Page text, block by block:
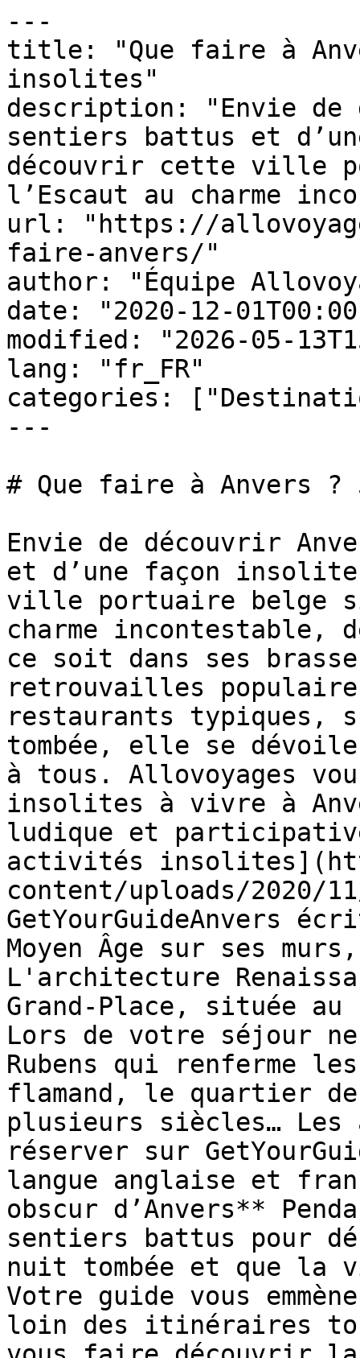
---
title: "Que faire à
insolites"
description: "Envie de
sentiers battus et
découvrir cette ville
l’Escaut au charme
url: "https://
faire-anvers/"
author: "Équipe
date: "2020-12-
modified: "2026-05-
lang: "fr_FR"
categories:
---
# Que faire à Anvers
Envie de découvrir
et d’une façon
ville portuaire belge
charme incontestable,
ce soit dans ses
retrouvailles
restaurants typiques,
tombée, elle se
à tous. Allovoyages
insolites à vivre à
ludique et
activités
content/uploads/2020/
GetYourGuideAnvers
Moyen Âge sur ses
L'architecture
Grand-Place, située
Lors de votre séjour ne
Rubens qui renferme
flamand, le quartier
plusieurs siècles…
réserver sur
langue anglaise et
obscur d’Anvers**
sentiers battus pour
nuit tombée et que la
Votre guide vous
loin des itinéraires